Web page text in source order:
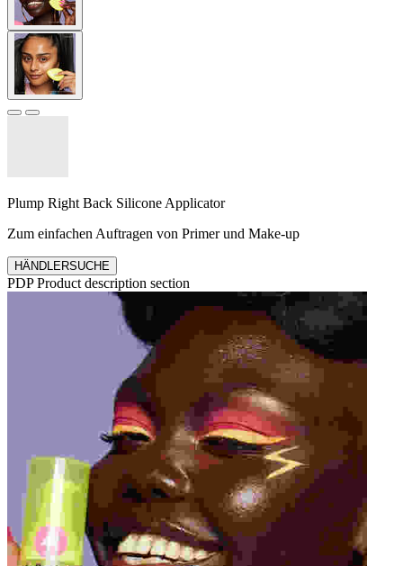
Plump Right Back Silicone Applicator
Zum einfachen Auftragen von Primer und Make-up
HÄNDLERSUCHE
PDP Product description section